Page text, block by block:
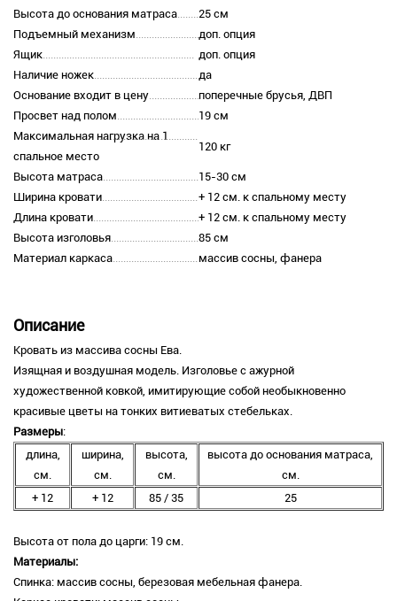
Высота до основания матраса
25 см
Подъемный механизм
доп. опция
Ящик
доп. опция
Наличие ножек
да
Основание входит в цену
поперечные брусья, ДВП
Просвет над полом
19 см
Максимальная нагрузка на 1
спальное место
120 кг
Высота матраса
15-30 см
Ширина кровати
+ 12 см. к спальному месту
Длина кровати
+ 12 см. к спальному месту
Высота изголовья
85 см
Материал каркаса
массив сосны, фанера
Описание
Кровать из массива сосны Ева.
Изящная и воздушная модель. Изголовье с ажурной
художественной ковкой, имитирующие собой необыкновенно
красивые цветы на тонких витиеватых стебельках.
Размеры:
длина,
см.
ширина,
см.
высота,
см.
высота до основания матраса,
см.
+ 12
+ 12 85 / 35 25
Высота от пола до царги: 19 см.
Материалы:
Спинка: массив сосны, березовая мебельная фанера.